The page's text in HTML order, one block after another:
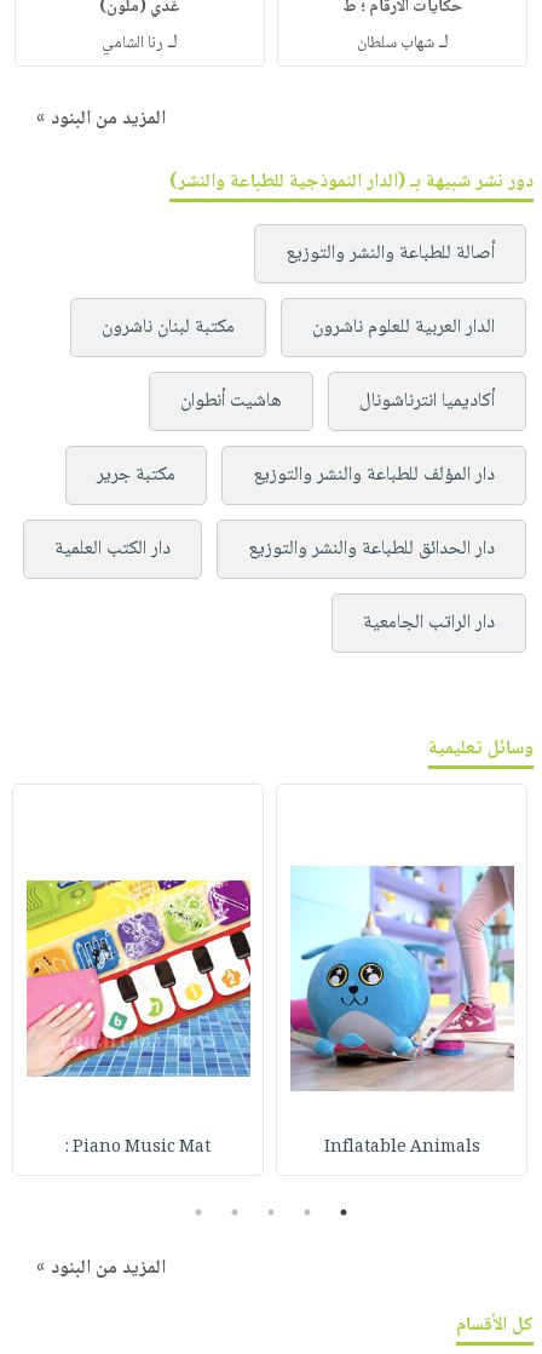
حكايات الأرقام ؛ ط
لـشهاب سلطان
غدي (ملون)
لـ رنا الشامي
المزيد من البنود »
دور نشر شبيهة بـ (الدار النموذجية للطباعة والنشر)
أصالة للطباعة والنشر والتوزيع
الدار العربية للعلوم ناشرون مكتبة لبنان ناشرون
أكاديميا انترناشونال هاشيت أنطوان
دار المؤلف للطباعة والنشر والتوزيع مكتبة جرير
دار الحدائق للطباعة والنشر والتوزيع دار الكتب العلمية
دار الراتب الجامعية
وسائل تعليمية
Inflatable Animals
Piano Music Mat :
1
2
3
4
5
المزيد من البنود »
كل الأقسام